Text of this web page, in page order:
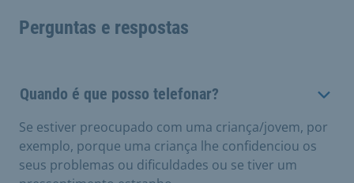
Perguntas e respostas
Quando é que posso telefonar?
Se estiver preocupado com uma criança/jovem, por
exemplo, porque uma criança lhe confidenciou os
seus problemas ou dificuldades ou se tiver um